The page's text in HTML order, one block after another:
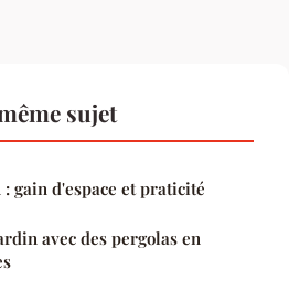
sujet
gain d'espace et praticité
avec des pergolas en